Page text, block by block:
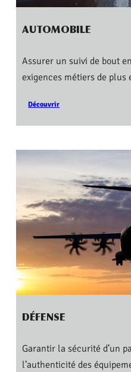
AUTOMOBILE
Assurer un suivi de bout
exigences métiers de plus
Découvrir
DÉFENSE
Garantir la sécurité d’un
l’authenticité des